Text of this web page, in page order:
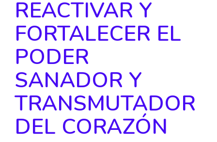
REACTIVAR Y
FORTALECER EL
PODER
SANADOR Y
TRANSMUTADOR
DEL CORAZÓN